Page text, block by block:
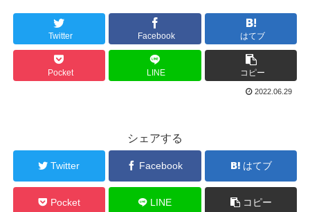
Twitter Facebook はてブ
Pocket LINE コピー
2022.06.29
シェアする
Twitter Facebook はてブ
Pocket LINE コピー